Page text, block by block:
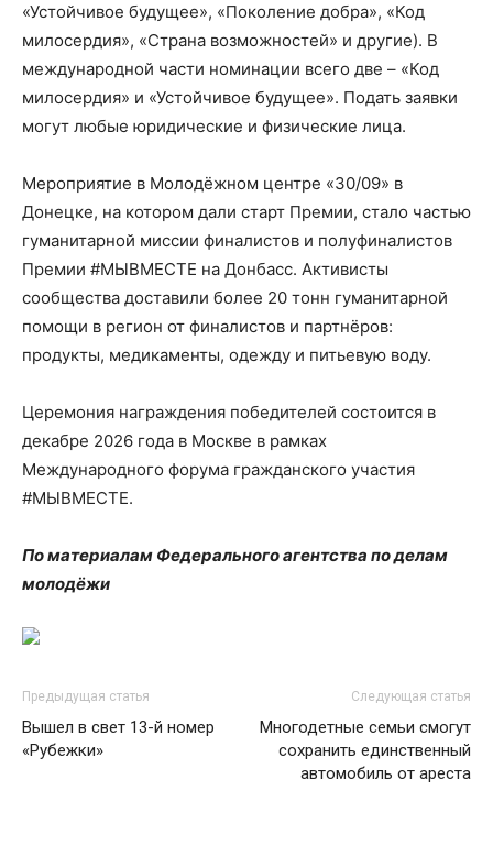
«Устойчивое будущее», «Поколение добра», «Код
милосердия», «Страна возможностей» и другие). В
международной части номинации всего две – «Код
милосердия» и «Устойчивое будущее». Подать заявки
могут любые юридические и физические лица.
Мероприятие в Молодёжном центре «30/09» в
Донецке, на котором дали старт Премии, стало частью
гуманитарной миссии финалистов и полуфиналистов
Премии #МЫВМЕСТЕ на Донбасс. Активисты
сообщества доставили более 20 тонн гуманитарной
помощи в регион от финалистов и партнёров:
продукты, медикаменты, одежду и питьевую воду.
Церемония награждения победителей состоится в
декабре 2026 года в Москве в рамках
Международного форума гражданского участия
#МЫВМЕСТЕ.
По материалам Федерального агентства по делам
молодёжи
Предыдущая статья
Вышел в свет 13-й номер
«Рубежки»
Следующая статья
Многодетные семьи смогут
сохранить единственный
автомобиль от ареста